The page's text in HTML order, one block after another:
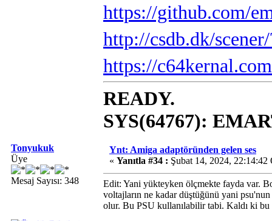
https://github.com/
http://csdb.dk/
https://c64kernal.com
READY.
SYS(64767):
Tonyukuk
Üye
Mesaj Sayısı: 348
Ynt: Amiga adaptöründen gelen ses
« Yanıtla #34 : Şubat 14, 2024, 22:14:42
Edit: Yani yükteyken ölçmekte fayda var.
voltajların ne kadar düştüğünü yani
olur. Bu PSU kullanılabilir tabi. Kaldı ki bu